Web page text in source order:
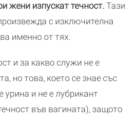
жени изпускат течност.Тази
с изключителна
именно от тях.
и за какво служи не е
но това, което се знае със
урина и не е лубрикант
във вагината), защото